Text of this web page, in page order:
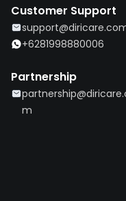
Customer Support
+6281998880006
Partnership
m